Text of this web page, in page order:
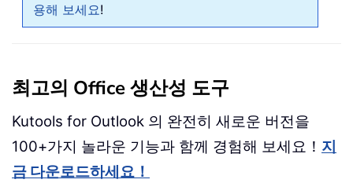
용해 보세요!
최고의 Office 생산성 도구
Kutools for Outlook 의 완전히 새로운 버전을
100+가지 놀라운 기능과 함께 경험해 보세요！ 지
금 다운로드하세요！